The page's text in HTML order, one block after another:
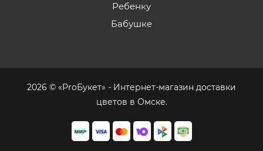
Ребенку
Бабушке
2026 © «ProБукет» - Интернет-магазин доставки
цветов в Омске.